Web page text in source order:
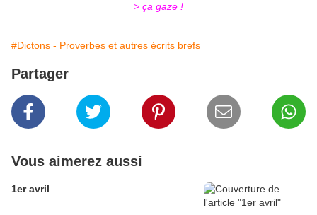
> ça gaze !
#Dictons - Proverbes et autres écrits brefs
Partager
Vous aimerez aussi
1er avril